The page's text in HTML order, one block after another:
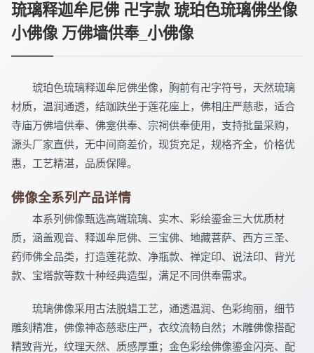
琉璃释迦牟尼佛 卍字款 琥珀色琉璃佛坐像
小佛像 万佛墙供奉_小佛像
琥珀色琉璃释迦牟尼佛坐像，胸前有卍字符号，天然琉璃
材质，温润通透，结跏趺坐于莲花座上，佛相庄严慈悲，适合
寺庙万佛墙供奉、佛龛供奉、宗祠供奉使用，支持批量采购，
源头厂家直供，无中间商差价，现货充足，规格齐全，价格优
惠，工艺精湛，品质保障。
佛像全系列产品详情
本系列佛像甄选高端琉璃、实木、彩绘鎏金三大优质材
质，涵盖观音、释迦牟尼佛、三宝佛、地藏菩萨、西方三圣、
药师佛全品类，打造莲花款、净瓶款、禅定印、说法印、背光
款、宝塔款等数十种经典造型，满足不同供奉需求。
琉璃佛像采用古法脱蜡工艺，通透温润、色彩绚丽，细节
雕刻精准，佛像神态慈悲庄严，衣纹流畅自然；木雕佛像搭配
精致背光，纹理天然、质感厚重；金色彩绘佛像鎏金闪亮、配